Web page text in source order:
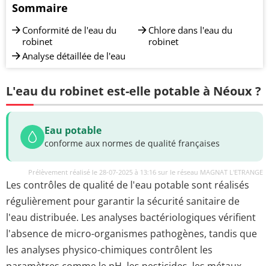
Sommaire
Conformité de l'eau du
robinet
Analyse détaillée de l'eau
Chlore dans l'eau du
robinet
L'eau du robinet est-elle potable à Néoux ?
Eau potable
conforme aux normes de qualité françaises
Prélèvement réalisé le 28-07-2025 à 13:16 sur le réseau MAGNAT L'ETRANGE
Les contrôles de qualité de l'eau potable sont réalisés
régulièrement pour garantir la sécurité sanitaire de
l'eau distribuée. Les analyses bactériologiques vérifient
l'absence de micro-organismes pathogènes, tandis que
les analyses physico-chimiques contrôlent les